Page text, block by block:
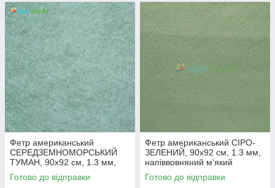
Фетр американський
СЕРЕДЗЕМНОМОРСЬКИЙ
ТУМАН, 90x92 см, 1.3 мм,
напіввовняний м'який
Готово до відправки
Фетр американський СІРО-
ЗЕЛЕНИЙ, 90x92 см, 1.3 мм,
напіввовняний м'який
Готово до відправки